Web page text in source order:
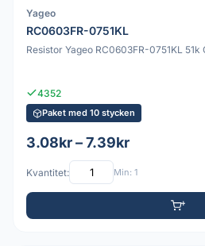
Yageo
RC0603FR-0751KL
Resistor Yageo RC0603FR-0751KL 51k
4352
Paket med 10 stycken
3.08kr – 7.39kr
Kvantitet: Min: 1